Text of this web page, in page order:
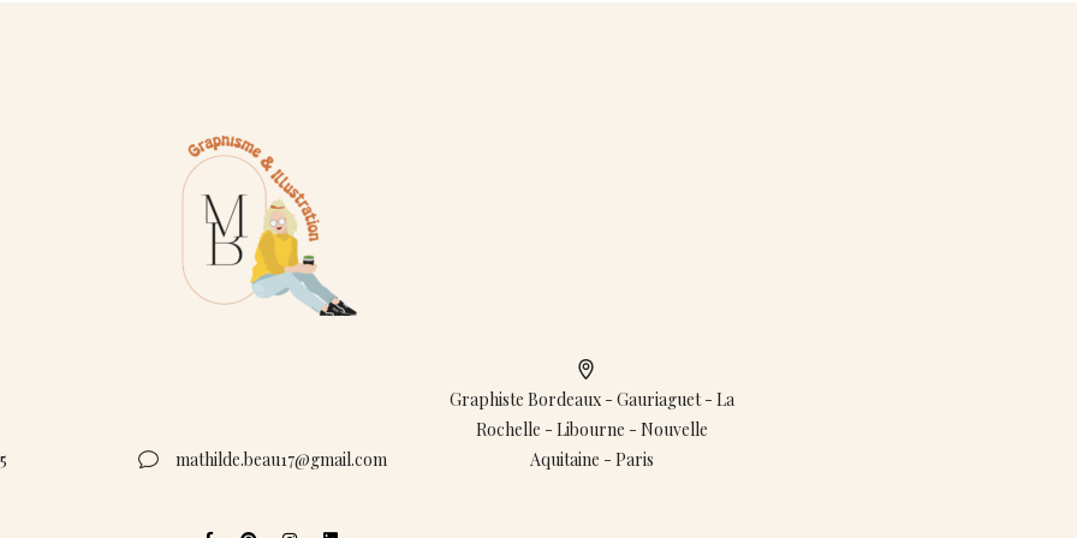
mathilde.beau17@gmail.com
Graphiste Bordeaux - Gauriaguet - La
Rochelle - Libourne - Nouvelle
Aquitaine - Paris